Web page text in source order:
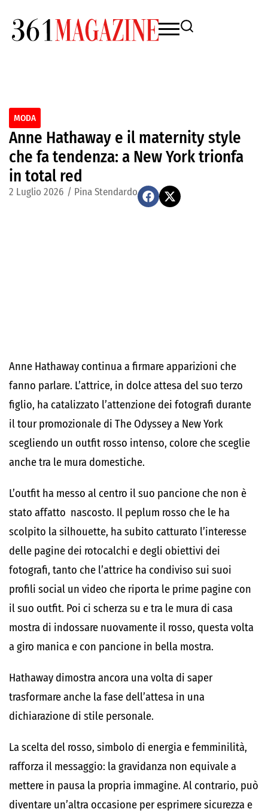
MODA
Anne Hathaway e il maternity style
che fa tendenza: a New York trionfa
in total red
2 Luglio 2026 / Pina Stendardo
Anne Hathaway continua a firmare apparizioni che
fanno parlare. L’attrice, in dolce attesa del suo terzo
figlio, ha catalizzato l’attenzione dei fotografi durante
il tour promozionale di The Odyssey a New York
scegliendo un outfit rosso intenso, colore che sceglie
anche tra le mura domestiche.
L’outfit ha messo al centro il suo pancione che non è
stato affatto nascosto. Il peplum rosso che le ha
scolpito la silhouette, ha subito catturato l’interesse
delle pagine dei rotocalchi e degli obiettivi dei
fotografi, tanto che l’attrice ha condiviso sui suoi
profili social un video che riporta le prime pagine con
il suo outfit. Poi ci scherza su e tra le mura di casa
mostra di indossare nuovamente il rosso, questa volta
a giro manica e con pancione in bella mostra.
Hathaway dimostra ancora una volta di saper
trasformare anche la fase dell’attesa in una
dichiarazione di stile personale.
La scelta del rosso, simbolo di energia e femminilità,
rafforza il messaggio: la gravidanza non equivale a
mettere in pausa la propria immagine. Al contrario, può
diventare un’altra occasione per esprimere sicurezza e